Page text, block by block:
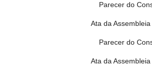
Parecer do
Ata da
Parecer do
Ata da